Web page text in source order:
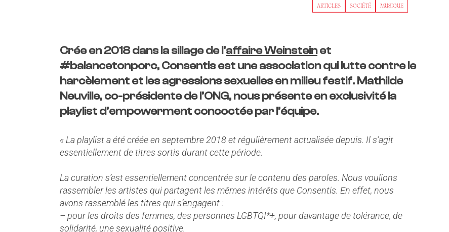
ARTICLES SOCIÉTÉ MUSIQUE
Crée en 2018 dans la sillage de l’affaire Weinsteinet
#balancetonporc, Consentis est une association qui lutte contre le
harcèlement et les agressions sexuelles en milieu festif. Mathilde
Neuville, co-présidente de l’ONG, nous présente en exclusivité la
playlist d’empowerment concoctée par l’équipe.
« La playlist a été créée en septembre 2018 et régulièrement actualisée depuis. Il s’agit
essentiellement de titres sortis durant cette période.
La curation s’est essentiellement concentrée sur le contenu des paroles. Nous voulions
rassembler les artistes qui partagent les mêmes intérêts que Consentis. En effet, nous
avons rassemblé les titres qui s’engagent :
– pour les droits des femmes, des personnes LGBTQI*+, pour davantage de tolérance, de
solidarité, une sexualité positive.